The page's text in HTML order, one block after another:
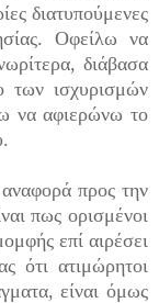
διατυπούμενες
Οφείλω να
διάβασα
των ισχυρισμών
να αφιερώνω το
προς την
πως ορισμένοι
επί αιρέσει
ότι ατιμώρητοι
είναι όμως